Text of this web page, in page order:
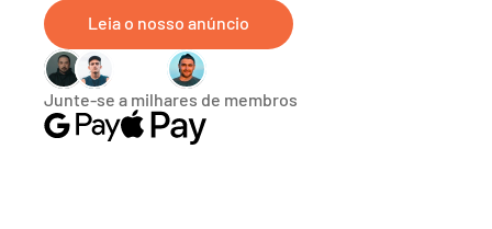
Leia o nosso anúncio
Junte-se a milhares de membros